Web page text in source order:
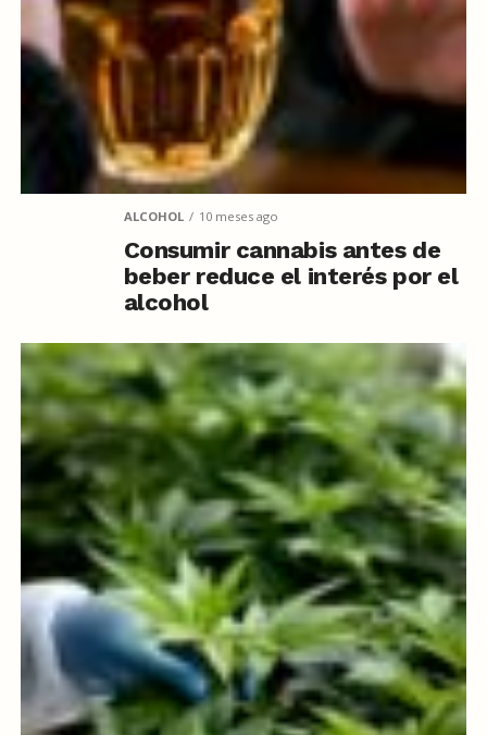
ALCOHOL 10 meses ago
Consumir cannabis antes de
beber reduce el interés por el
alcohol